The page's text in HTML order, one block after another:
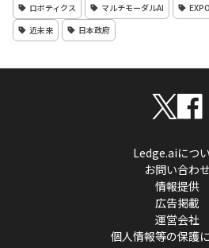
ロボティクス
マルチモーダルAI
近未来
日本政府
Ledge.aiにつ
お問い合わせ
情報提供
広告掲載
運営会社
個人情報等の保護